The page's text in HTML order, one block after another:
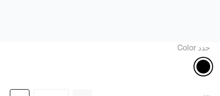
حدد Color